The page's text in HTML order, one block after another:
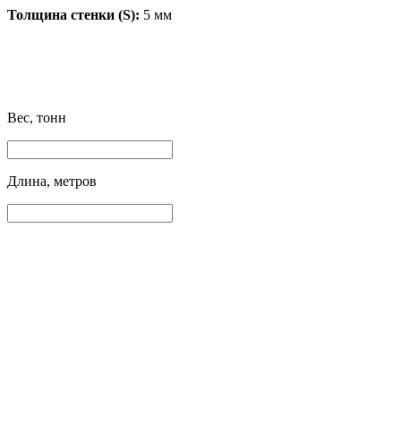
Толщина стенки (S): 5 мм
Вес, тонн
Длина, метров